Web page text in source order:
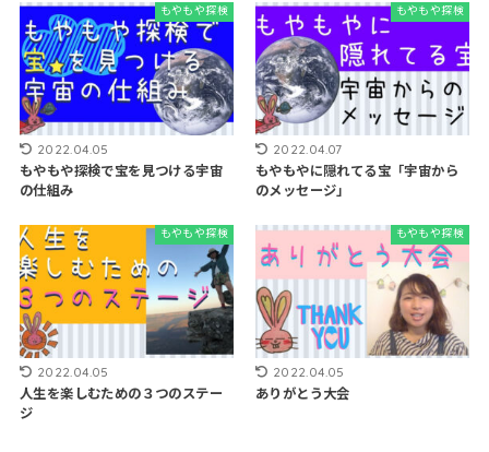
もやもや探検
2022.04.05
もやもや探検で宝を見つける宇宙
の仕組み
もやもや探検
2022.04.07
もやもやに隠れてる宝「宇宙から
のメッセージ」
もやもや探検
2022.04.05
人生を楽しむための３つのステー
ジ
もやもや探検
2022.04.05
ありがとう大会